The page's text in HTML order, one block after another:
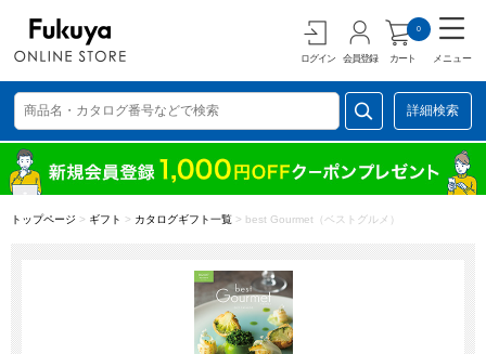
ログイン 会員登録 カート
0
メニュー
詳細検索
トップページ > ギフト > カタログギフト一覧 > best Gourmet（ベストグルメ）